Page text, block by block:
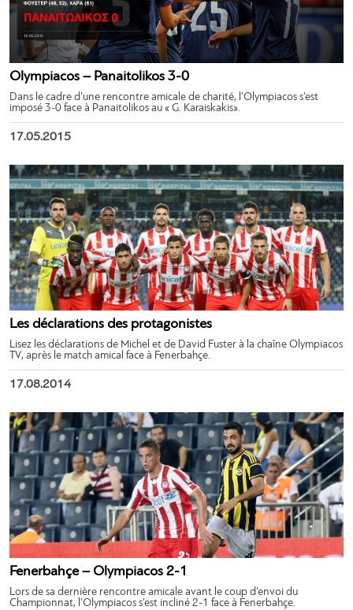
Olympiacos – Panaitolikos 3-0
Dans le cadre d’une rencontre amicale de charité, l’Olympiacos s’est
imposé 3-0 face à Panaitolikos au « G. Karaiskakis».
17.05.2015
Les déclarations des protagonistes
Lisez les déclarations de Michel et de David Fuster à la chaîne Olympiacos
TV, après le match amical face à Fenerbahçe.
17.08.2014
Fenerbahçe – Olympiacos 2-1
Lors de sa dernière rencontre amicale avant le coup d’envoi du
Championnat, l’Olympiacos s’est incliné 2-1 face à Fenerbahçe.